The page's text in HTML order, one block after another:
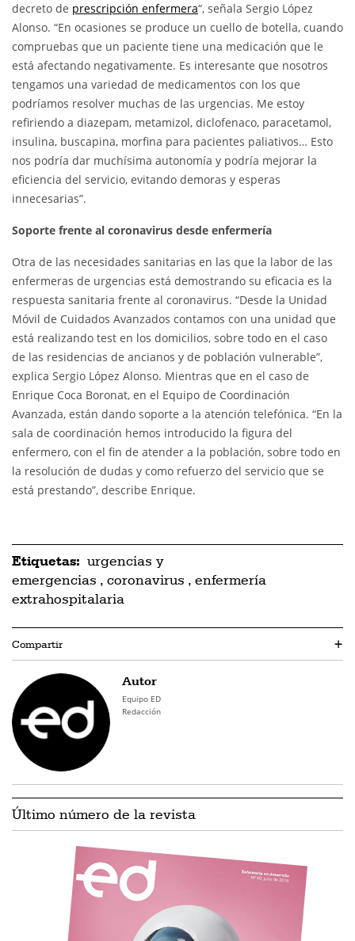
decreto de prescripción enfermera“, señala Sergio López
Alonso. “En ocasiones se produce un cuello de botella, cuando
compruebas que un paciente tiene una medicación que le
está afectando negativamente. Es interesante que nosotros
tengamos una variedad de medicamentos con los que
podríamos resolver muchas de las urgencias. Me estoy
refiriendo a diazepam, metamizol, diclofenaco, paracetamol,
insulina, buscapina, morfina para pacientes paliativos… Esto
nos podría dar muchísima autonomía y podría mejorar la
eficiencia del servicio, evitando demoras y esperas
innecesarias”.
Soporte frente al coronavirus desde enfermería
Otra de las necesidades sanitarias en las que la labor de las
enfermeras de urgencias está demostrando su eficacia es la
respuesta sanitaria frente al coronavirus. “Desde la Unidad
Móvil de Cuidados Avanzados contamos con una unidad que
está realizando test en los domicilios, sobre todo en el caso
de las residencias de ancianos y de población vulnerable”,
explica Sergio López Alonso. Mientras que en el caso de
Enrique Coca Boronat, en el Equipo de Coordinación
Avanzada, están dando soporte a la atención telefónica. “En la
sala de coordinación hemos introducido la figura del
enfermero, con el fin de atender a la población, sobre todo en
la resolución de dudas y como refuerzo del servicio que se
está prestando”, describe Enrique.
Etiquetas: urgencias y
emergencias , coronavirus , enfermería
extrahospitalaria
Compartir +
Autor
Equipo ED
Redacción
Último número de la revista